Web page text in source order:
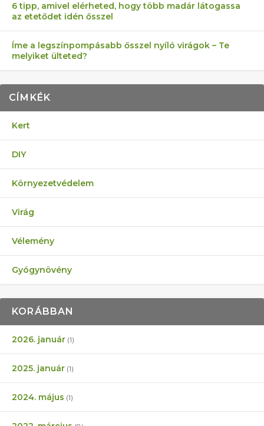
6 tipp, amivel elérheted, hogy több madár látogassa
az etetődet idén ősszel
Íme a legszínpompásabb ősszel nyíló virágok – Te
melyiket ülteted?
CÍMKÉK
Kert
DIY
Környezetvédelem
Virág
Vélemény
Gyógynövény
KORÁBBAN
2026. január (1)
2025. január (1)
2024. május (1)